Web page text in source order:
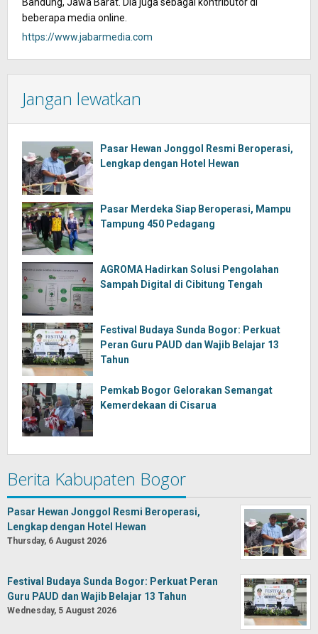
beberapa media online.
https://www.jabarmedia.com
Jangan lewatkan
Pasar Hewan Jonggol Resmi Beroperasi,
Lengkap dengan Hotel Hewan
Pasar Merdeka Siap Beroperasi, Mampu
Tampung 450 Pedagang
AGROMA Hadirkan Solusi Pengolahan
Sampah Digital di Cibitung Tengah
Festival Budaya Sunda Bogor: Perkuat
Peran Guru PAUD dan Wajib Belajar 13
Tahun
Pemkab Bogor Gelorakan Semangat
Kemerdekaan di Cisarua
Berita Kabupaten Bogor
Pasar Hewan Jonggol Resmi Beroperasi,
Lengkap dengan Hotel Hewan
Thursday, 6 August 2026
Festival Budaya Sunda Bogor: Perkuat Peran
Guru PAUD dan Wajib Belajar 13 Tahun
Wednesday, 5 August 2026